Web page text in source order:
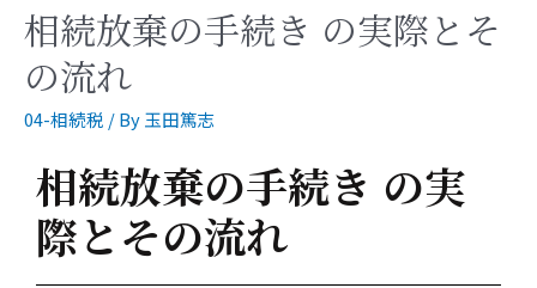
相続放棄の手続き の実際とそ
の流れ
04-相続税 / By玉田篤志
相続放棄の手続き の実
際とその流れ